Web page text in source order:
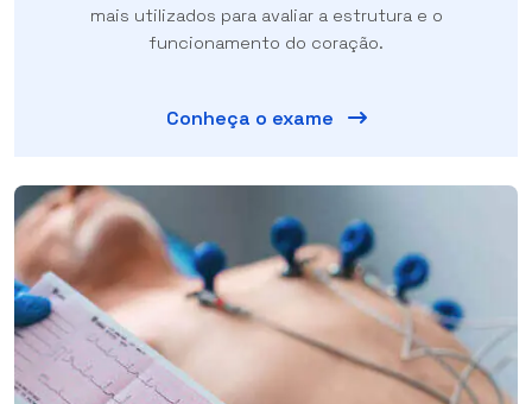
mais utilizados para avaliar a estrutura e o
funcionamento do coração.
Conheça o exame